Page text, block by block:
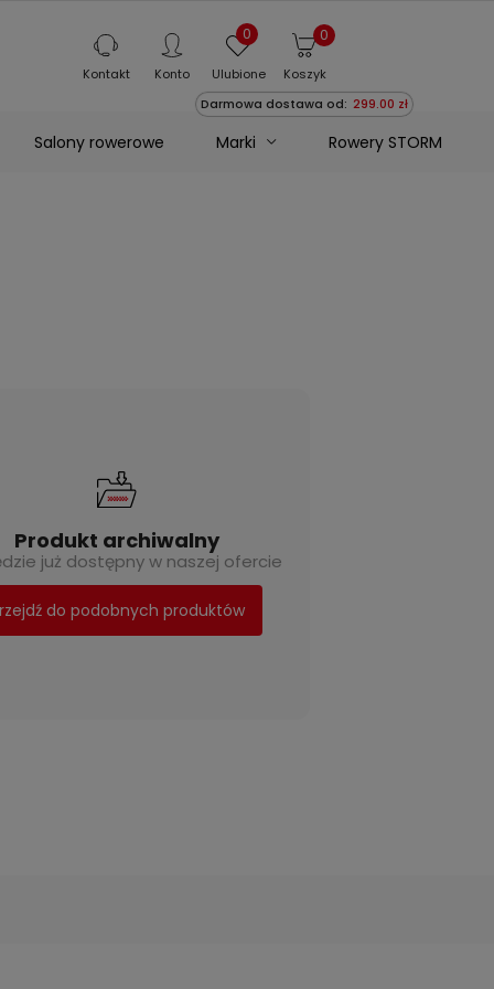
0
Koszyk
Darmowa dostawa od: 299.00 zł
Ulubione
0
Konto
Kontakt
Salony rowerowe Marki Rowery STORM
Produkt archiwalny
już dostępny w naszej ofercie
do podobnych produktów